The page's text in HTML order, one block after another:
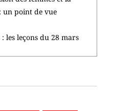
point de vue
: les leçons du 28 mars